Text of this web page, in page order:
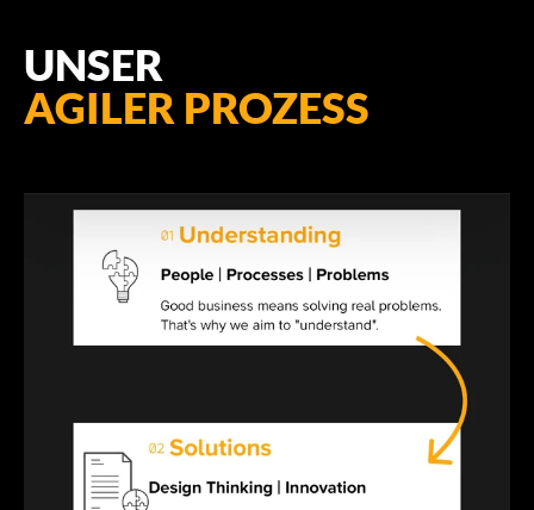
UNSER
AGILER PROZESS